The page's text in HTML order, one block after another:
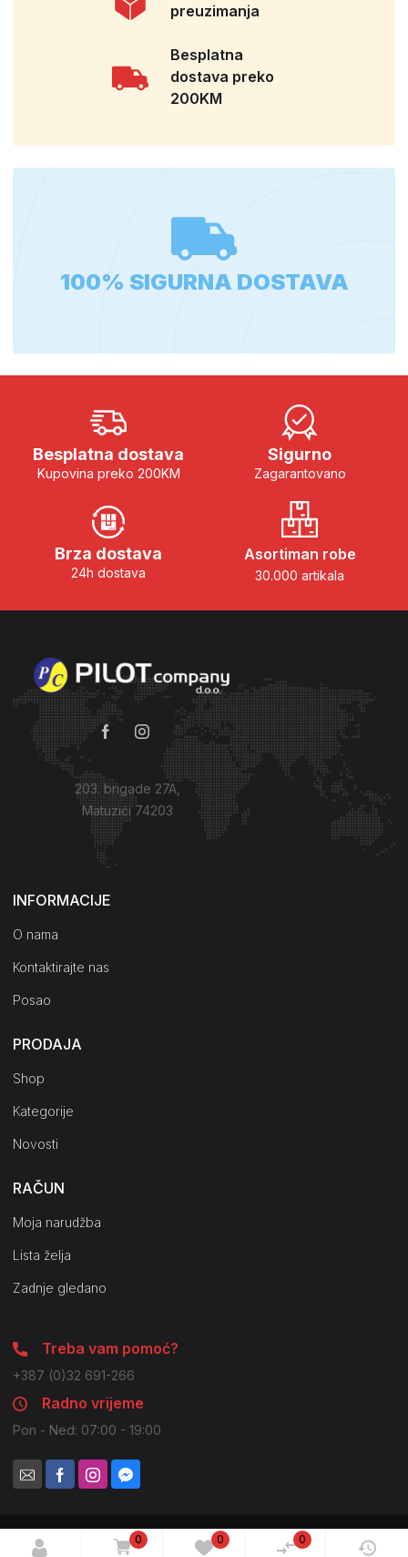
0 0 0
preuzimanja
Besplatna
dostava preko
200KM
100% SIGURNA DOSTAVA
Besplatna dostava
Kupovina preko 200KM
Sigurno
Zagarantovano
Brza dostava
24h dostava
Asortiman robe
30.000 artikala
203. brigade 27A,
Matuzići 74203
Kako do nas?
INFORMACIJE
O nama
Kontaktirajte nas
Posao
PRODAJA
Shop
Kategorije
Novosti
RAČUN
Moja narudžba
Lista želja
Zadnje gledano
Treba vam pomoć?
+387 (0)32 691-266
Radno vrijeme
Pon - Ned: 07:00 - 19:00
© 2021 Pilot Company. Sva prava zadržana. Moguće su